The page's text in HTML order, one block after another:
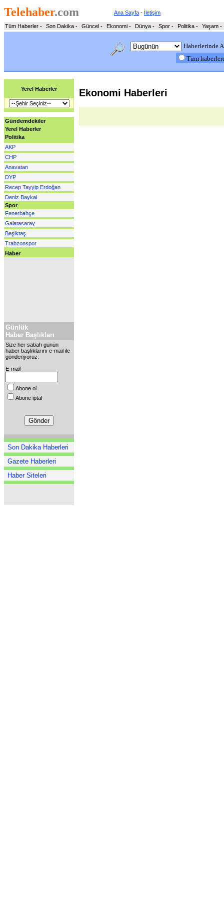
Telehaber.com Ana Sayfa - İletişim
Tüm Haberler - Son Dakika - Güncel - Ekonomi - Dünya - Spor - Politika - Yaşam -
Haberlerinde
Tüm
Yerel Haberler
Gündemdekiler
Yerel Haberler
Politika
AKP
CHP
Anavatan
DYP
Recep Tayyip Erdoğan
Deniz Baykal
Spor
Fenerbahçe
Galatasaray
Beşiktaş
Trabzonspor
Haber
Günlük
Haber Başlıkları
Size her sabah günün
haber başlıklarını e-mail ile
gönderiyoruz.
E-mail
Abone ol
Abone iptal
Son Dakika Haberleri
Gazete Haberleri
Haber Siteleri
Ekonomi Haberleri